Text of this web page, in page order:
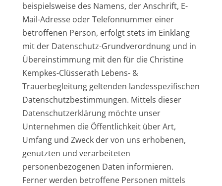
beispielsweise des Namens, der Anschrift, E-
Mail-Adresse oder Telefonnummer einer
betroffenen Person, erfolgt stets im Einklang
mit der Datenschutz-Grundverordnung und in
Übereinstimmung mit den für die Christine
Kempkes-Clüsserath Lebens- &
Trauerbegleitung geltenden landesspezifischen
Datenschutzbestimmungen. Mittels dieser
Datenschutzerklärung möchte unser
Unternehmen die Öffentlichkeit über Art,
Umfang und Zweck der von uns erhobenen,
genutzten und verarbeiteten
personenbezogenen Daten informieren.
Ferner werden betroffene Personen mittels